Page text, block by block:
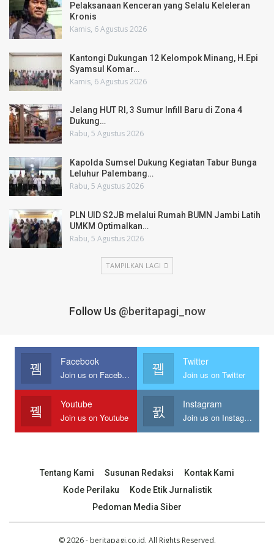
Pelaksanaan Kenceran yang Selalu Keleleran
Kronis
Kamis, 6 Agustus 2026
Kantongi Dukungan 12 Kelompok Minang, H.Epi
Syamsul Komar…
Kamis, 6 Agustus 2026
Jelang HUT RI, 3 Sumur Infill Baru di Zona 4
Dukung…
Rabu, 5 Agustus 2026
Kapolda Sumsel Dukung Kegiatan Tabur Bunga
Leluhur Palembang…
Rabu, 5 Agustus 2026
PLN UID S2JB melalui Rumah BUMN Jambi Latih
UMKM Optimalkan…
Rabu, 5 Agustus 2026
TAMPILKAN LAGI
Follow Us @beritapagi_now
Facebook
Join us on Facebook
Twitter
Join us on Twitter
Youtube
Join us on Youtube
Instagram
Join us on Instagram
Tentang Kami Susunan Redaksi
Kontak Kami
Kode Perilaku
Kode Etik Jurnalistik
Pedoman Media Siber
© 2026 - beritapagi.co.id. All Rights Reserved.